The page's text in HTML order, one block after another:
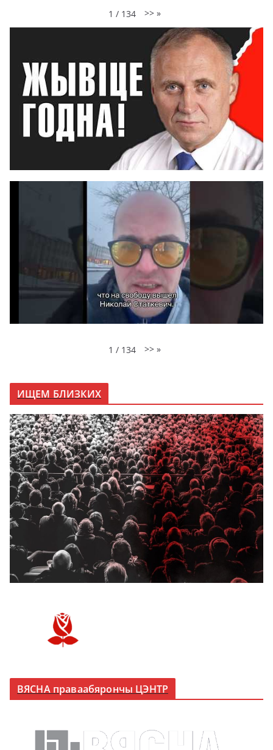
1 / 134 >> »
1 / 134 >> »
ИЩЕМ БЛИЗКИХ
ВЯСНА праваабярончы ЦЭНТР